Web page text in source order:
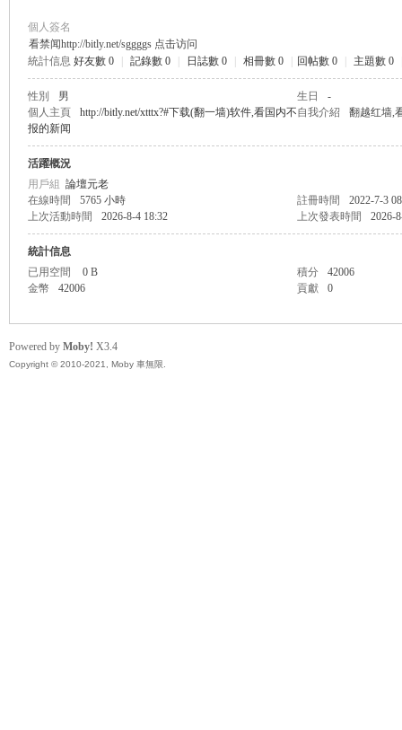
個人簽名
看禁闻http://bitly.net/sggggs 点击访问
統計信息 好友數 0 記錄數 0 日誌數 0 相冊數 0 回帖數 0 主題數 0
性別 男 生日
-
個人主頁
http://bitly.net/xtttx?#下载(翻一墙)软件,看国内不
报的新闻
自我介紹 翻越红墙,
活躍概況
用戶組 論壇元老
在線時間
5765 小時 註冊時間
2022-7-3
上次活動時間
2026-8-4 18:32 上次發表時間 2026-
統計信息
已用空間
0 B 積分
42006
金幣
42006 貢獻 0
Powered by Moby! X3.4
Copyright © 2010-2021, Moby 車無限.